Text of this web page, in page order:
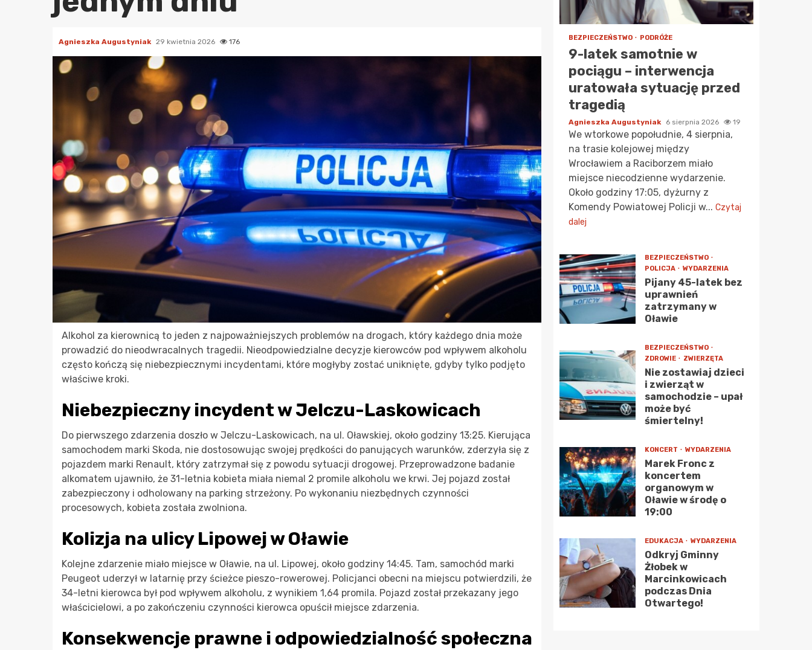
Agnieszka Augustyniak 29 kwietnia 2026 176
Alkohol za kierownicą to jeden z najpoważniejszych problemów na drogach, który każdego dnia może
prowadzić do nieodwracalnych tragedii. Nieodpowiedzialne decyzje kierowców pod wpływem alkoholu
często kończą się niebezpiecznymi incydentami, które mogłyby zostać uniknięte, gdyby tylko podjęto
właściwe kroki.
Niebezpieczny incydent w Jelczu-Laskowicach
Do pierwszego zdarzenia doszło w Jelczu-Laskowicach, na ul. Oławskiej, około godziny 13:25. Kierująca
samochodem marki Skoda, nie dostosowując swojej prędkości do panujących warunków, zderzyła się z
pojazdem marki Renault, który zatrzymał się z powodu sytuacji drogowej. Przeprowadzone badanie
alkomatem ujawniło, że 31-letnia kobieta miała niemal 2 promile alkoholu we krwi. Jej pojazd został
zabezpieczony i odholowany na parking strzeżony. Po wykonaniu niezbędnych czynności
procesowych, kobieta została zwolniona.
Kolizja na ulicy Lipowej w Oławie
Kolejne zdarzenie miało miejsce w Oławie, na ul. Lipowej, około godziny 14:45. Tam, samochód marki
Peugeot uderzył w latarnię przy ścieżce pieszo-rowerowej. Policjanci obecni na miejscu potwierdzili, że
34-letni kierowca był pod wpływem alkoholu, z wynikiem 1,64 promila. Pojazd został przekazany jego
właścicielowi, a po zakończeniu czynności kierowca opuścił miejsce zdarzenia.
Konsekwencje prawne i odpowiedzialność społeczna
BEZPIECZEŃSTWO PODRÓŻE
9-latek samotnie w
pociągu – interwencja
uratowała sytuację przed
tragedią
Agnieszka Augustyniak 6 sierpnia 2026 19
We wtorkowe popołudnie, 4 sierpnia,
na trasie kolejowej między
Wrocławiem a Raciborzem miało
miejsce niecodzienne wydarzenie.
Około godziny 17:05, dyżurny z
Komendy Powiatowej Policji w... Czytaj
dalej
BEZPIECZEŃSTWO
POLICJA
WYDARZENIA
Pijany 45-latek bez
uprawnień
zatrzymany w
Oławie
BEZPIECZEŃSTWO
ZDROWIE
ZWIERZĘTA
Nie zostawiaj dzieci
i zwierząt w
samochodzie – upał
może być
śmiertelny!
KONCERT WYDARZENIA
Marek Fronc z
koncertem
organowym w
Oławie w środę o
19:00
EDUKACJA WYDARZENIA
Odkryj Gminny
Żłobek w
Marcinkowicach
podczas Dnia
Otwartego!